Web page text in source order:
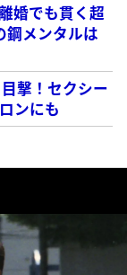
婚でも貫く超
メンタルは
撃！セクシー
ンにも